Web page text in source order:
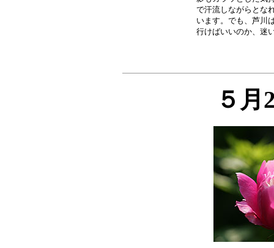
で汗流しながらとな
います。でも、芦川
５月